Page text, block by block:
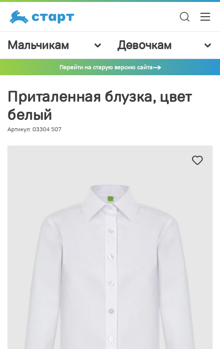
Мальчикам Девочкам
Перейти на старую версию сайта
Приталенная блузка, цвет
белый
Артикул: 03304 507